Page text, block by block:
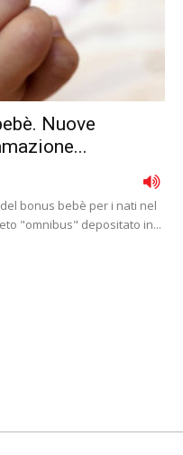
Nuove
bonus bebè per i nati nel
"omnibus" depositato in...